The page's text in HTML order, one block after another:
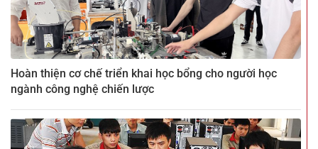
Hoàn thiện cơ chế triển khai học bổng cho người học
ngành công nghệ chiến lược